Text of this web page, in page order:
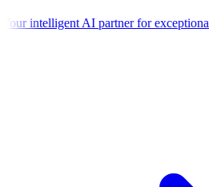
intelligent AI partner for exceptional